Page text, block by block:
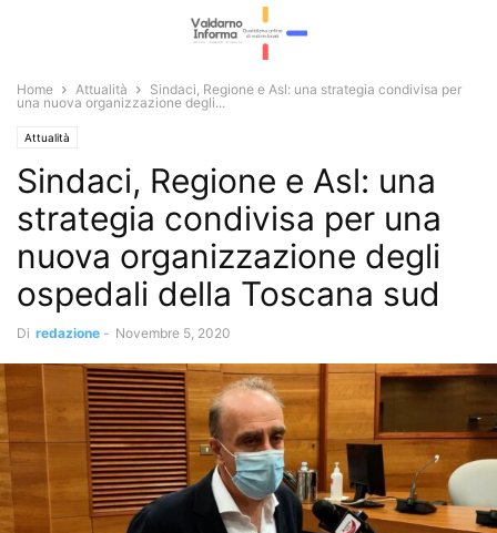
Home Attualità
Sindaci, Regione e Asl: una strategia condivisa per
una nuova organizzazione degli...
Attualità
Sindaci, Regione e Asl: una
strategia condivisa per una
nuova organizzazione degli
ospedali della Toscana sud
Di redazione - Novembre 5, 2020